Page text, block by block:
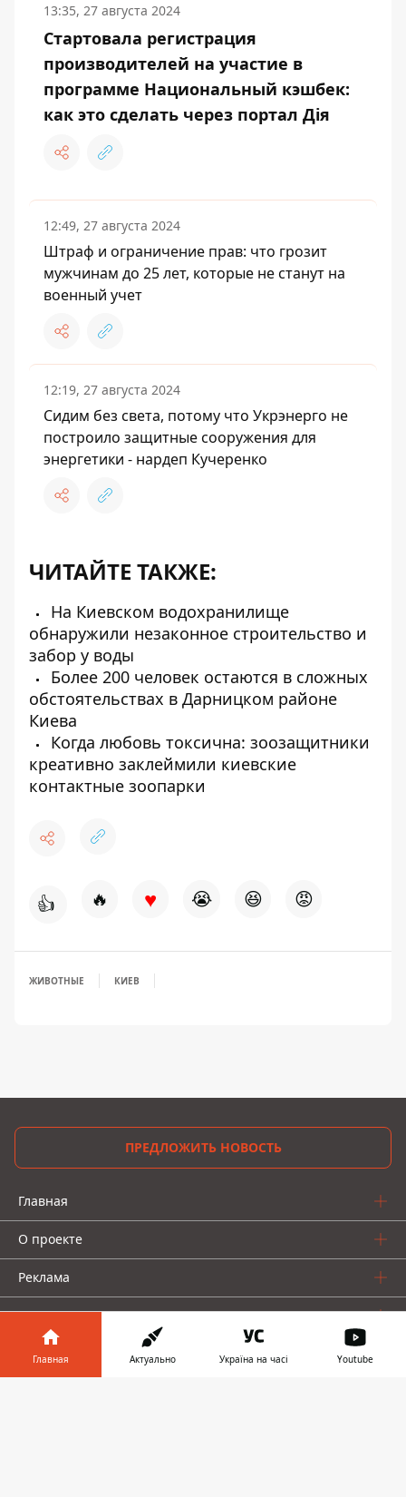
13:35, 27 августа 2024
Стартовала регистрация
производителей на участие в
программе Национальный кэшбек:
как это сделать через портал Дія
12:49, 27 августа 2024
Штраф и ограничение прав: что грозит
мужчинам до 25 лет, которые не станут на
военный учет
12:19, 27 августа 2024
Сидим без света, потому что Укрэнерго не
построило защитные сооружения для
энергетики - нардеп Кучеренко
ЧИТАЙТЕ ТАКЖЕ:
На Киевском водохранилище
обнаружили незаконное строительство и
забор у воды
Более 200 человек остаются в сложных
обстоятельствах в Дарницком районе
Киева
Когда любовь токсична: зоозащитники
креативно заклеймили киевские
контактные зоопарки
👍 🔥 ♥ 😭 😆 😡
ЖИВОТНЫЕ КИЕВ
ПРЕДЛОЖИТЬ НОВОСТЬ
Главная
О проекте
Реклама
О нас
Главная Актуально Україна на часі Youtube